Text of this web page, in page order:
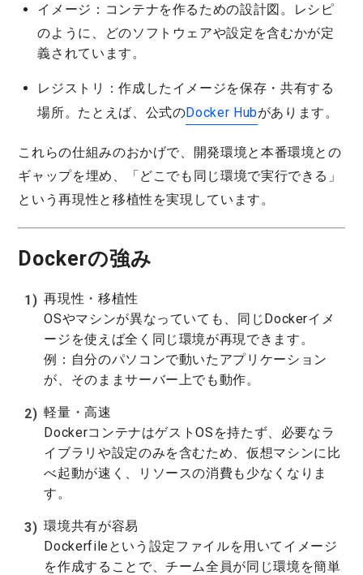
イメージ ：コンテナを作るための設計図。レシピ
のように、どのソフトウェアや設定を含むかが定
義されています。
レジストリ
：作成したイメージを保存・共有する
場所。たとえば、公式のDocker Hubがあります。
これらの仕組みのおかげで、開発環境と本番環境との
ギャップを埋め、「どこでも同じ環境で実行できる」
という再現性と移植性を実現しています。
Dockerの強み
再現性・移植性
OSやマシンが異なっていても、同じDockerイメ
ージを使えば全く同じ環境が再現できます。
例：自分のパソコンで動いたアプリケーション
が、そのままサーバー上でも動作。
軽量・高速
DockerコンテナはゲストOSを持たず、必要なラ
イブラリや設定のみを含むため、仮想マシンに比
べ起動が速く、リソースの消費も少なくなりま
す。
環境共有が容易
Dockerfileという設定ファイルを用いてイメージ
を作成することで、チーム全員が同じ環境を簡単